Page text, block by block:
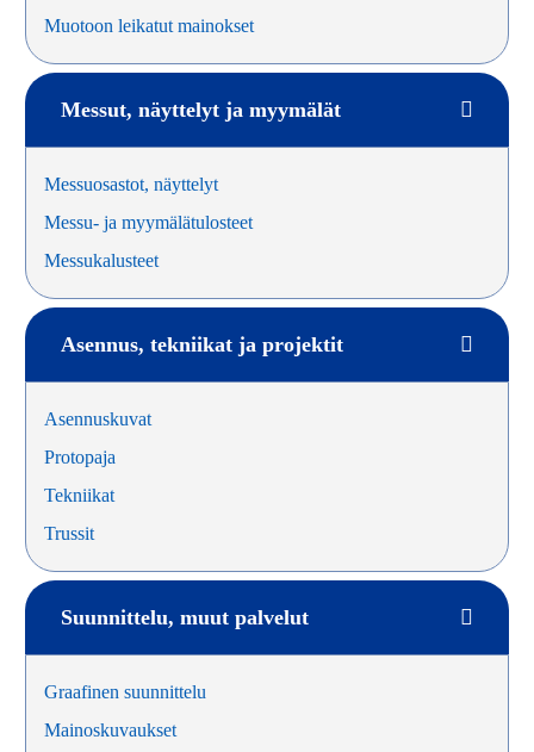
Muotoon leikatut mainokset
Messut, näyttelyt ja myymälät
Messuosastot, näyttelyt
Messu- ja myymälätulosteet
Messukalusteet
Asennus, tekniikat ja projektit
Asennuskuvat
Protopaja
Tekniikat
Trussit
Suunnittelu, muut palvelut
Graafinen suunnittelu
Mainoskuvaukset